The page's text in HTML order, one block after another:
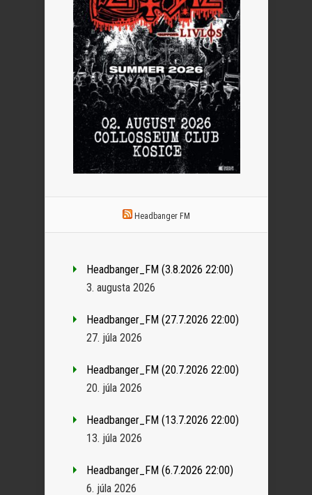
Headbanger FM
Headbanger_FM (3.8.2026 22:00)
3. augusta 2026
Headbanger_FM (27.7.2026 22:00)
27. júla 2026
Headbanger_FM (20.7.2026 22:00)
20. júla 2026
Headbanger_FM (13.7.2026 22:00)
13. júla 2026
Headbanger_FM (6.7.2026 22:00)
6. júla 2026